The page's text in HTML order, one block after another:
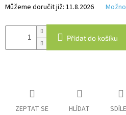
kamer
Fitness
vybavení
Chytré
náramky
Můžeme doručit již: 11.8.2026
Přidat do košíku
ZEPTAT SE HLÍDAT